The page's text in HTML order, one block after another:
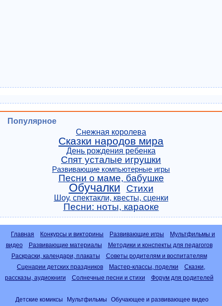
Популярное
Снежная королева
Сказки народов мира
День рождения ребенка
Спят усталые игрушки
Развивающие компьютерные игры
Песни о маме, бабушке
Обучалки Стихи
Шоу, спектакли, квесты, сценки
Песни: ноты, караоке
Главная Конкурсы и викторины Развивающие игры
Мультфильмы и
видео
Развивающие материалы
Методики и конспекты для педагогов
Раскраски, календари, плакаты
Советы родителям и воспитателям
Сценарии детских праздников
Мастер-классы, поделки
Сказки,
рассказы, аудиокниги
Солнечные песни и стихи Форум для родителей
Детские комиксы Мультфильмы
Обучающее и развивающее видео